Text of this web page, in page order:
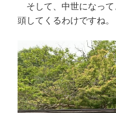
そして、中世になって
頭してくるわけですね。